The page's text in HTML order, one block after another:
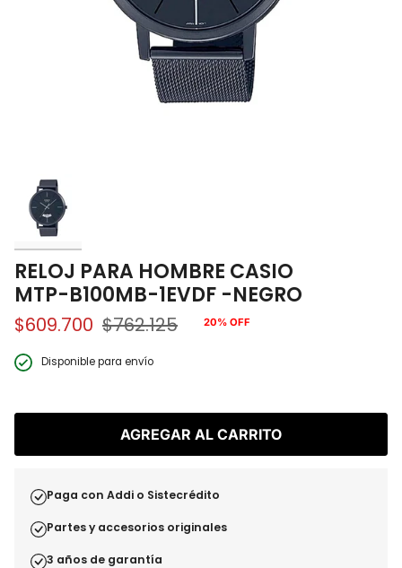
RELOJ PARA HOMBRE CASIO
MTP-B100MB-1EVDF -NEGRO
$609.700
Precio
regular
$762.125 20% OFF
Disponible para envío
AGREGAR AL CARRITO
Paga con Addi o Sistecrédito
Partes y accesorios originales
3 años de garantía